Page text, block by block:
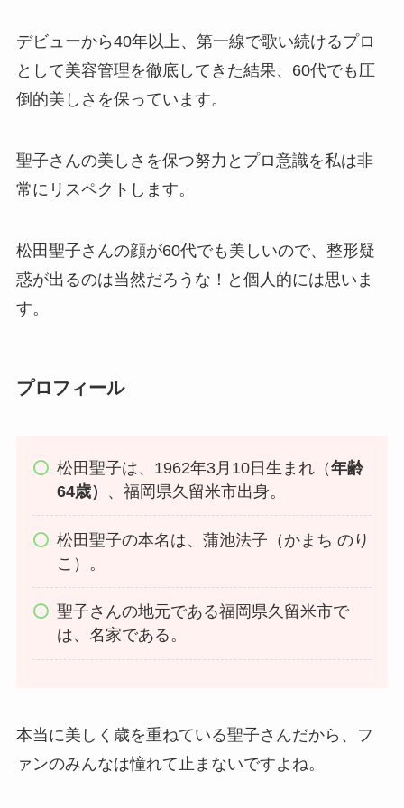
デビューから40年以上、第一線で歌い続けるプロ
として美容管理を徹底してきた結果、60代でも圧
倒的美しさを保っています。
聖子さんの美しさを保つ努力とプロ意識を私は非
常にリスペクトします。
松田聖子さんの顔が60代でも美しいので、整形疑
惑が出るのは当然だろうな！と個人的には思いま
す。
プロフィール
松田聖子は、1962年3月10日生まれ（年齢
64歳）
、福岡県久留米市出身。
松田聖子の本名は、蒲池法子（かまち のり
こ）。
聖子さんの地元である福岡県久留米市で
は、名家である。
本当に美しく歳を重ねている聖子さんだから、フ
ァンのみんなは憧れて止まないですよね。